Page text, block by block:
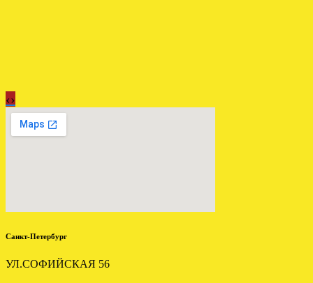
Отправлена АКПП ФОРД
МОНДЕО 3 2.0 БЕНЗИН
‹›
Санкт-Петербург
УЛ.СОФИЙСКАЯ 56